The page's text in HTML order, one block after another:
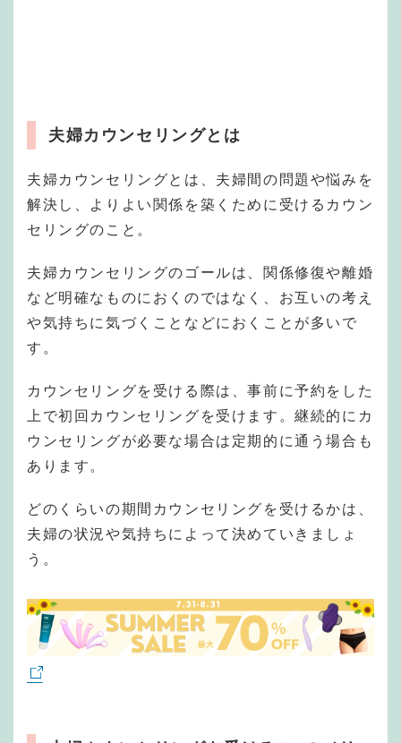
夫婦カウンセリングとは
夫婦カウンセリングとは、夫婦間の問題や悩みを
解決し、よりよい関係を築くために受けるカウン
セリングのこと。
夫婦カウンセリングのゴールは、関係修復や離婚
など明確なものにおくのではなく、お互いの考え
や気持ちに気づくことなどにおくことが多いで
す。
カウンセリングを受ける際は、事前に予約をした
上で初回カウンセリングを受けます。継続的にカ
ウンセリングが必要な場合は定期的に通う場合も
あります。
どのくらいの期間カウンセリングを受けるかは、
夫婦の状況や気持ちによって決めていきましょ
う。